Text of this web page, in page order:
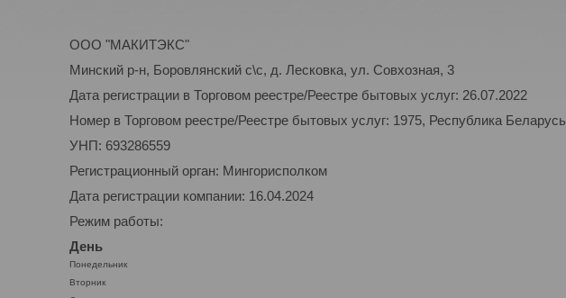
ООО "МАКИТЭКС"
Минский р-н, Боровлянский с\с, д. Лесковка, ул. Совхозная, 3
Дата регистрации в Торговом реестре/Реестре бытовых услуг: 26.07.2022
Номер в Торговом реестре/Реестре бытовых услуг: 1975, Республика Беларусь
УНП: 693286559
Регистрационный орган: Мингорисполком
Дата регистрации компании: 16.04.2024
Режим работы:
День
Понедельник
Вторник